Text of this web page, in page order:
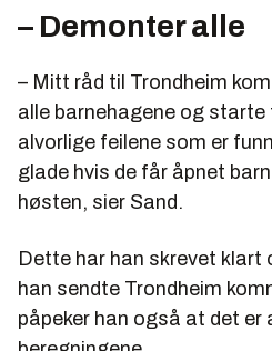
– Demonter alle
– Mitt råd til Trondheim
alle barnehagene og starte
alvorlige feilene som er
glade hvis de får åpnet
høsten, sier Sand.
Dette har han skrevet klart
han sendte Trondheim
påpeker han også at det er